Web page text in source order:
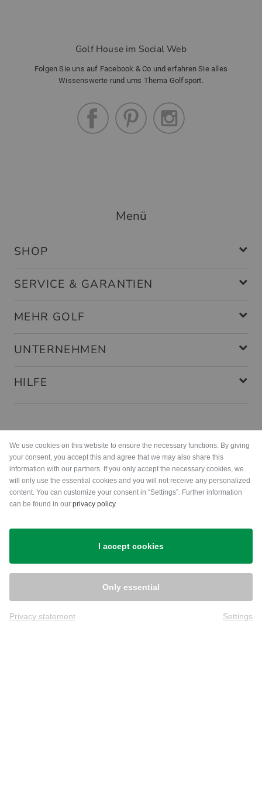
Golf House im Social Web
Folgen Sie uns auf Facebook & Co und erfahren Sie alles
Wissenswerte rund ums Thema Golfsport.
Menü
SHOP
SERVICE & GARANTIEN
MEHR GOLF
UNTERNEHMEN
HILFE
Versand
We use cookies on this website to ensure the necessary functions. By giving
your consent, you accept this and agree that we may also share this
information with our partners. If you only accept the necessary cookies, we
will only use the essential cookies and you will not receive any personalized
content. You can customize your consent in “Settings”. Further information
can be found in our privacy policy.
I accept cookies
Only essential
Privacy statement Settings